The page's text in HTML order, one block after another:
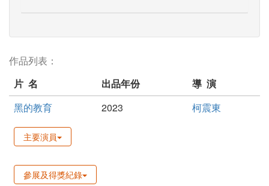
作品列表：
片 名
出品年份
導 演
黑的教育
2023 柯震東
主要演員
參展及得獎紀錄